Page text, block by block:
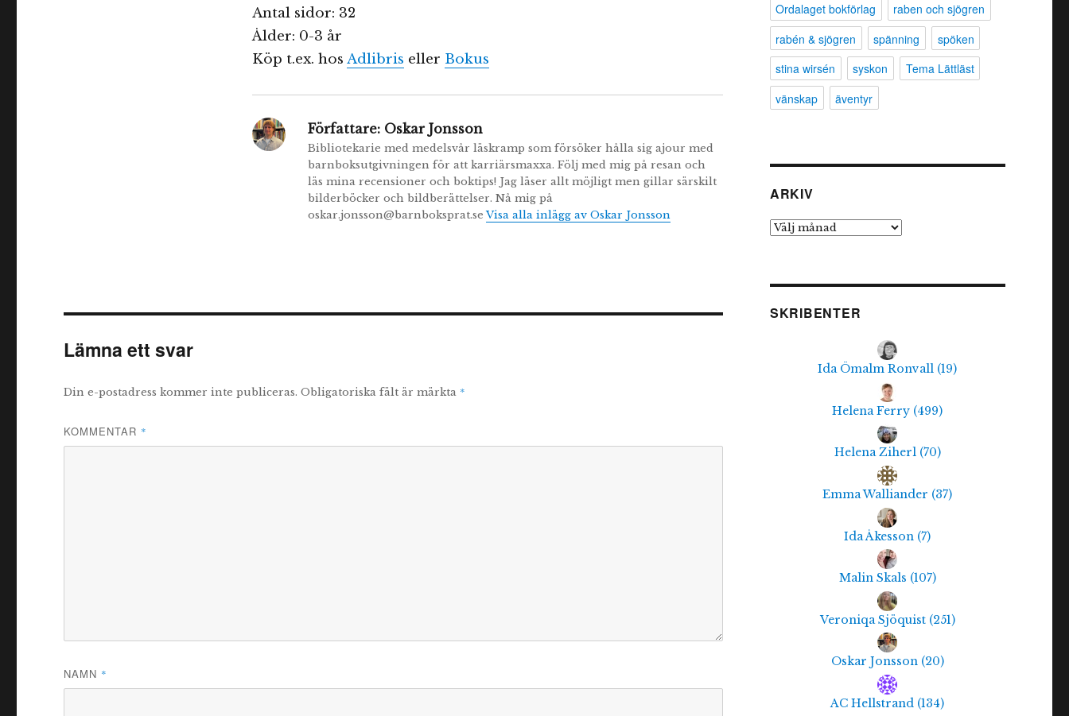
Antal sidor: 32
Ålder: 0-3 år
Köp t.ex. hos Adlibris eller Bokus
Författare:Oskar Jonsson
Bibliotekarie med medelsvår läskramp som försöker hålla sig ajour med
barnboksutgivningen för att karriärsmaxxa. Följ med mig på resan och
läs mina recensioner och boktips! Jag läser allt möjligt men gillar särskilt
bilderböcker och bildberättelser. Nå mig på
oskar.jonsson@barnboksprat.seVisa alla inlägg av Oskar Jonsson
Lämna ett svar
Din e-postadress kommer inte publiceras. Obligatoriska fält är märkta *
KOMMENTAR *
NAMN *
Ordalaget bokförlag
raben och sjögren
rabén & sjögren
spänning
spöken
stina wirsén
syskon
Tema Lättläst
vänskap
äventyr
ARKIV
Arkiv
SKRIBENTER
Ida Ömalm Ronvall (19)
Helena Ferry (499)
Helena Ziherl (70)
Emma Walliander (37)
Ida Åkesson (7)
Malin Skals (107)
Veroniqa Sjöquist (251)
Oskar Jonsson (20)
AC Hellstrand (134)